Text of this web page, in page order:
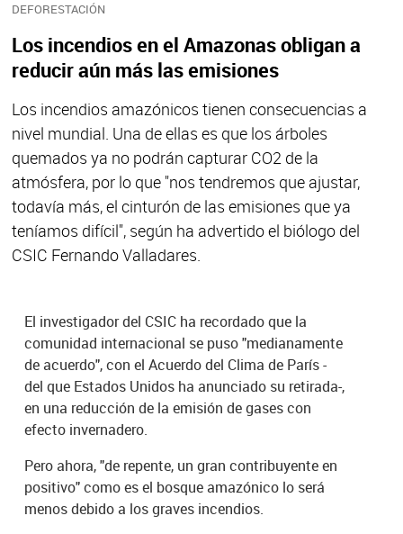
DEFORESTACIÓN
Los incendios en el Amazonas obligan a
reducir aún más las emisiones
Los incendios amazónicos tienen consecuencias a
nivel mundial. Una de ellas es que los árboles
quemados ya no podrán capturar CO2 de la
atmósfera, por lo que "nos tendremos que ajustar,
todavía más, el cinturón de las emisiones que ya
teníamos difícil", según ha advertido el biólogo del
CSIC Fernando Valladares.
El investigador del CSIC ha recordado que la
comunidad internacional se puso "medianamente
de acuerdo", con el Acuerdo del Clima de París -
del que Estados Unidos ha anunciado su retirada-,
en una reducción de la emisión de gases con
efecto invernadero.
Pero ahora, "de repente, un gran contribuyente en
positivo" como es el bosque amazónico lo será
menos debido a los graves incendios.